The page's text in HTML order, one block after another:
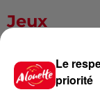
Jeux
Le
priorité